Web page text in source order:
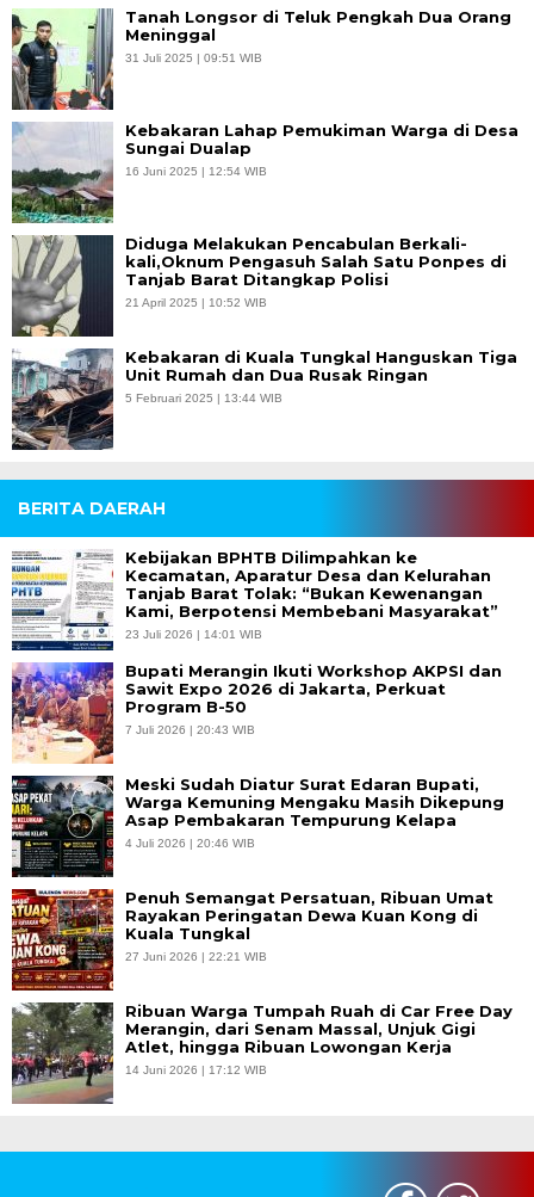
Tanah Longsor di Teluk Pengkah Dua Orang
Meninggal
31 Juli 2025 | 09:51 WIB
Kebakaran Lahap Pemukiman Warga di Desa
Sungai Dualap
16 Juni 2025 | 12:54 WIB
Diduga Melakukan Pencabulan Berkali-
kali,Oknum Pengasuh Salah Satu Ponpes di
Tanjab Barat Ditangkap Polisi
21 April 2025 | 10:52 WIB
Kebakaran di Kuala Tungkal Hanguskan Tiga
Unit Rumah dan Dua Rusak Ringan
5 Februari 2025 | 13:44 WIB
BERITA DAERAH
Kebijakan BPHTB Dilimpahkan ke
Kecamatan, Aparatur Desa dan Kelurahan
Tanjab Barat Tolak: “Bukan Kewenangan
Kami, Berpotensi Membebani Masyarakat”
23 Juli 2026 | 14:01 WIB
Bupati Merangin Ikuti Workshop AKPSI dan
Sawit Expo 2026 di Jakarta, Perkuat
Program B-50
7 Juli 2026 | 20:43 WIB
Meski Sudah Diatur Surat Edaran Bupati,
Warga Kemuning Mengaku Masih Dikepung
Asap Pembakaran Tempurung Kelapa
4 Juli 2026 | 20:46 WIB
Penuh Semangat Persatuan, Ribuan Umat
Rayakan Peringatan Dewa Kuan Kong di
Kuala Tungkal
27 Juni 2026 | 22:21 WIB
Ribuan Warga Tumpah Ruah di Car Free Day
Merangin, dari Senam Massal, Unjuk Gigi
Atlet, hingga Ribuan Lowongan Kerja
14 Juni 2026 | 17:12 WIB